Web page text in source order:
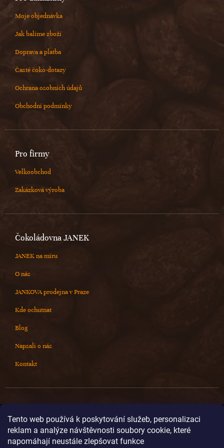
Tento web používá k poskytování služeb, personalizaci
reklam a analýze návštěvnosti soubory cookie, které
napomáhají neustále zlepšovat funkce
Moje objednávka
Jak balíme zboží
Doprava a platba
Časté čoko-dotazy
Ochrana osobních údajů
Obchodní podmínky
Pro firmy
Velkoobchod
Zakázková výroba
Čokoládovna JANEK
JANEK na míru
O nás
JANKOVA prodejna v Praze
Kde ochutnat
Blog
Napsali o nás
Kontakt
info@cokoladovnajanek.cz